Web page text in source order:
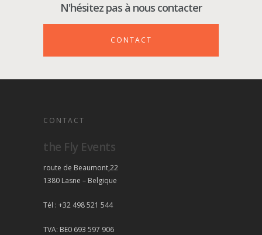
N'hésitez pas à nous contacter
CONTACT
CONTACT
the Fly Events
route de Beaumont,22
1380 Lasne – Belgique
Tél : +32 498 521 544
TVA: BE0 693 597 906